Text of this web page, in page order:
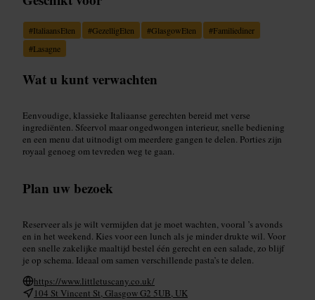
#ItaliaansEten #GezelligEten #GlasgowEten #Familiediner
#Lasagne
Wat u kunt verwachten
Eenvoudige, klassieke Italiaanse gerechten bereid met verse
ingrediënten. Sfeervol maar ongedwongen interieur, snelle bediening
en een menu dat uitnodigt om meerdere gangen te delen. Porties zijn
royaal genoeg om tevreden weg te gaan.
Plan uw bezoek
Reserveer als je wilt vermijden dat je moet wachten, vooral ’s avonds
en in het weekend. Kies voor een lunch als je minder drukte wil. Voor
een snelle zakelijke maaltijd bestel één gerecht en een salade, zo blijf
je op schema. Ideaal om samen verschillende pasta’s te delen.
https://www.littletuscany.co.uk/
104 St Vincent St, Glasgow G2 5UB, UK